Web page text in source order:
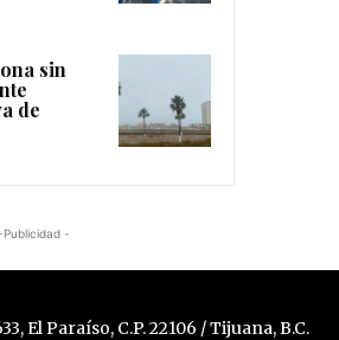
sin
de
Publicidad -
El Paraíso, C.P. 22106 / Tijuana, B.C.